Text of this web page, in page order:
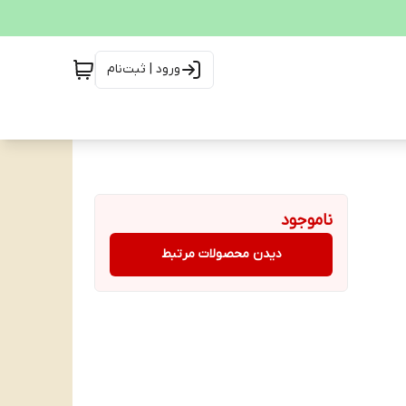
ورود | ثبت‌نام
ناموجود
دیدن محصولات مرتبط